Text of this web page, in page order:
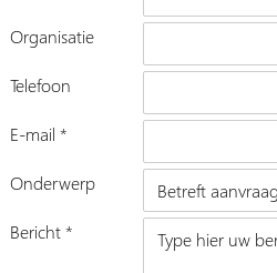
Organisatie
Telefoon
E-mail *
Onderwerp
Bericht *